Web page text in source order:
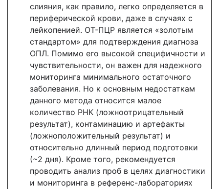
слияния, как правило, легко определяется в
периферической крови, даже в случаях с
лейкопенией. ОТ-ПЦР является «золотым
стандартом» для подтверждения диагноза
ОПЛ. Помимо его высокой специфичности и
чувствительности, он важен для надежного
мониторинга минимального остаточного
заболевания. Но к основным недостаткам
данного метода относится малое
количество РНК (ложноотрицательный
результат), контаминацию и артефакты
(ложноположительный результат) и
относительно длинный период подготовки
(~2 дня). Кроме того, рекомендуется
проводить анализ проб в целях диагностики
и мониторинга в референс-лабораториях